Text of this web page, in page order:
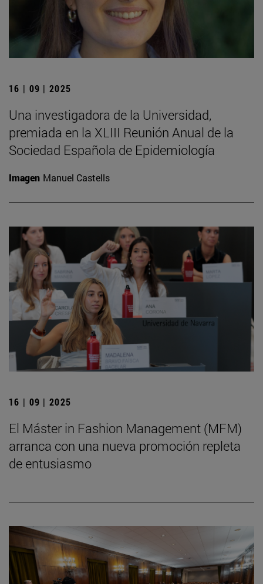
16 | 09 | 2025
Una investigadora de la Universidad,
premiada en la XLIII Reunión Anual de la
Sociedad Española de Epidemiología
Imagen Manuel Castells
16 | 09 | 2025
El Máster in Fashion Management (MFM)
arranca con una nueva promoción repleta
de entusiasmo